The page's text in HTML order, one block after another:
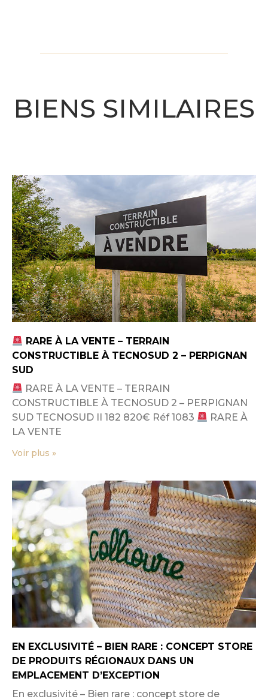
BIENS SIMILAIRES
RARE À LA VENTE – TERRAIN
CONSTRUCTIBLE À TECNOSUD 2 – PERPIGNAN
SUD
RARE À LA VENTE – TERRAIN
CONSTRUCTIBLE À TECNOSUD 2 – PERPIGNAN
SUD TECNOSUD II 182 820€ Réf 1083
RARE À
LA VENTE
Voir plus »
EN EXCLUSIVITÉ – BIEN RARE : CONCEPT STORE
DE PRODUITS RÉGIONAUX DANS UN
EMPLACEMENT D’EXCEPTION
En exclusivité – Bien rare : concept store de